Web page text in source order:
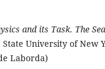
and its Task. The
State University of New
Laborda)